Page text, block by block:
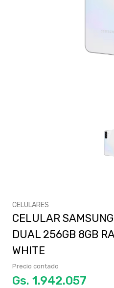
CELULARES
CELULAR
DUAL 256GB 8GB
WHITE
Precio contado
Gs.